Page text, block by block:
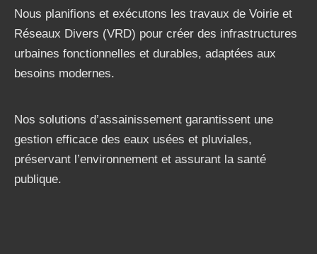
Nous planifions et exécutons les travaux de Voirie et
Réseaux Divers (VRD) pour créer des infrastructures
urbaines fonctionnelles et durables, adaptées aux
besoins modernes.
Nos solutions d’assainissement garantissent une
gestion efficace des eaux usées et pluviales,
préservant l’environnement et assurant la santé
publique.